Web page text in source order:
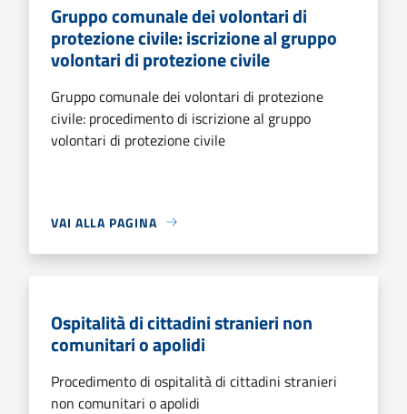
Gruppo comunale dei volontari di
protezione civile: iscrizione al gruppo
volontari di protezione civile
Gruppo comunale dei volontari di protezione
civile: procedimento di iscrizione al gruppo
volontari di protezione civile
VAI ALLA PAGINA
Ospitalità di cittadini stranieri non
comunitari o apolidi
Procedimento di ospitalità di cittadini stranieri
non comunitari o apolidi